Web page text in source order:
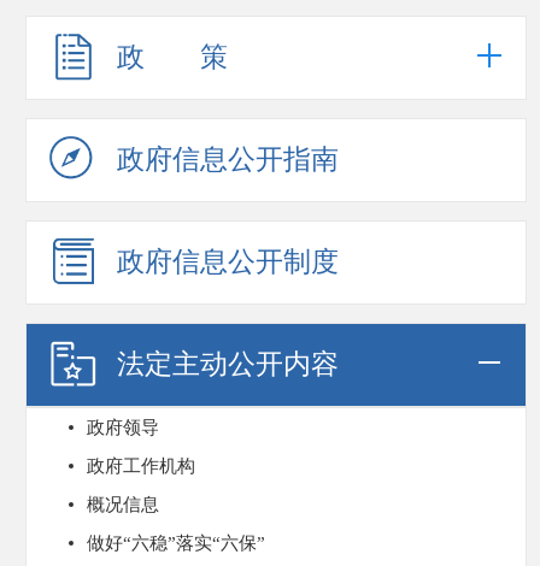
政 策
政府信息公开指南
政府信息公开制度
法定主动公开内容
政府领导
政府工作机构
概况信息
做好“六稳”落实“六保”